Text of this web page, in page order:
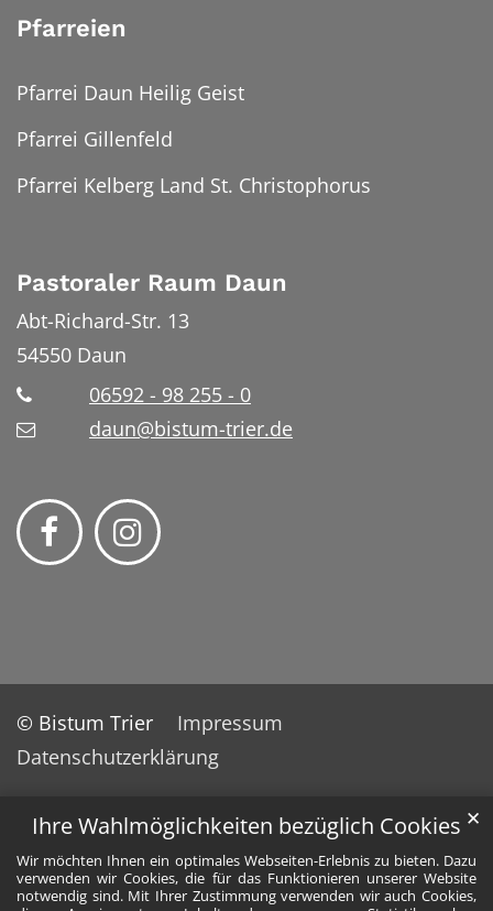
Ihre Wahlmöglichkeiten bezüglich Cookies
Wir möchten Ihnen ein optimales Webseiten-Erlebnis zu bieten. Dazu
verwenden wir Cookies, die für das Funktionieren unserer Website
notwendig sind. Mit Ihrer Zustimmung verwenden wir auch Cookies,
✕
Pfarreien
Pfarrei Daun Heilig Geist
Pfarrei Gillenfeld
Pfarrei Kelberg Land St. Christophorus
Pastoraler Raum Daun
Abt-Richard-Str. 13
54550 Daun
06592 - 98 255 - 0
daun@bistum-trier.de
© Bistum Trier
Impressum
Datenschutzerklärung